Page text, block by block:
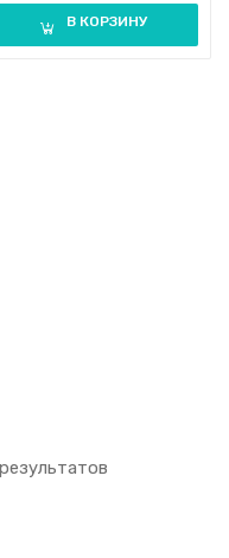
В КОРЗИНУ